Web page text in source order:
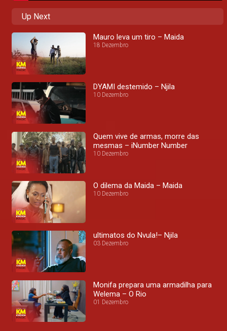
Up Next
Mauro leva um tiro – Maida
18 Dezembro
DYAMI destemido – Njila
10 Dezembro
Quem vive de armas, morre das
mesmas – iNumber Number
10 Dezembro
O dilema da Maida – Maida
10 Dezembro
ultimatos do Nvula!– Njila
03 Dezembro
Monifa prepara uma armadilha para
Welema – O Rio
01 Dezembro